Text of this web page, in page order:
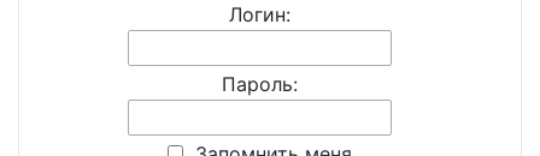
Логин:
Пароль: